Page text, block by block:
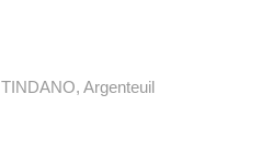
TINDANO, Argenteuil